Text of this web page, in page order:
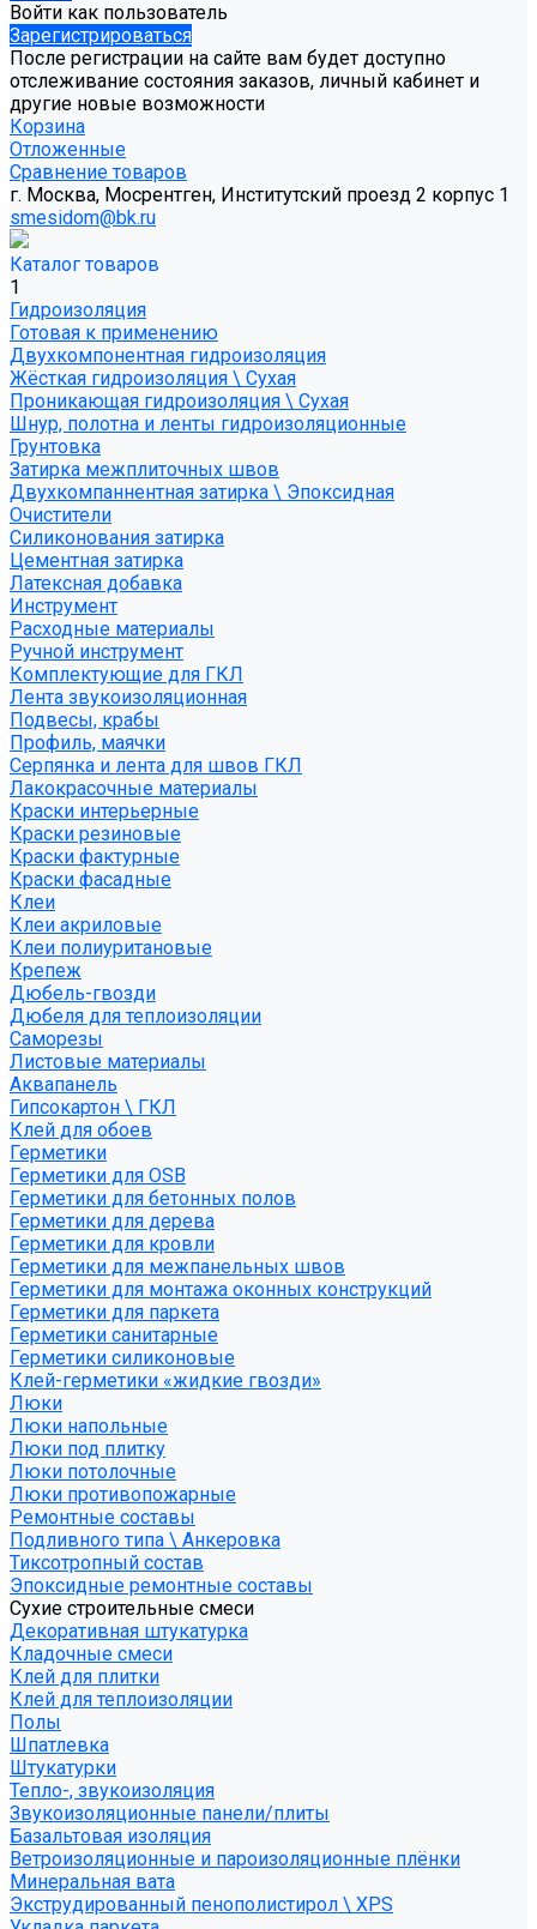
Войти как пользователь
Зарегистрироваться
После регистрации на сайте вам будет доступно
отслеживание состояния заказов, личный кабинет и
другие новые возможности
Корзина
Отложенные
Сравнение товаров
г. Москва, Мосрентген, Институтский проезд 2 корпус 1
smesidom@bk.ru
Каталог товаров
1
Гидроизоляция
Готовая к применению
Двухкомпонентная гидроизоляция
Жёсткая гидроизоляция \ Сухая
Проникающая гидроизоляция \ Сухая
Шнур, полотна и ленты гидроизоляционные
Грунтовка
Затирка межплиточных швов
Двухкомпаннентная затирка \ Эпоксидная
Очистители
Силиконования затирка
Цементная затирка
Латексная добавка
Инструмент
Расходные материалы
Ручной инструмент
Комплектующие для ГКЛ
Лента звукоизоляционная
Подвесы, крабы
Профиль, маячки
Серпянка и лента для швов ГКЛ
Лакокрасочные материалы
Краски интерьерные
Краски резиновые
Краски фактурные
Краски фасадные
Клеи
Клеи акриловые
Клеи полиуритановые
Крепеж
Дюбель-гвозди
Дюбеля для теплоизоляции
Саморезы
Листовые материалы
Аквапанель
Гипсокартон \ ГКЛ
Клей для обоев
Герметики
Герметики для OSB
Герметики для бетонных полов
Герметики для дерева
Герметики для кровли
Герметики для межпанельных швов
Герметики для монтажа оконных конструкций
Герметики для паркета
Герметики санитарные
Герметики силиконовые
Клей-герметики «жидкие гвозди»
Люки
Люки напольные
Люки под плитку
Люки потолочные
Люки противопожарные
Ремонтные составы
Подливного типа \ Анкеровка
Тиксотропный состав
Эпоксидные ремонтные составы
Сухие строительные смеси
Декоративная штукатурка
Кладочные смеси
Клей для плитки
Клей для теплоизоляции
Полы
Шпатлевка
Штукатурки
Тепло-, звукоизоляция
Звукоизоляционные панели/плиты
Базальтовая изоляция
Ветроизоляционные и пароизоляционные плёнки
Минеральная вата
Экструдированный пенополистирол \ XPS